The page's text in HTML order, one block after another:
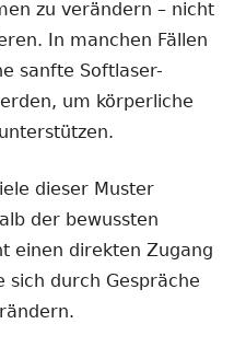
zu verändern – nicht
In manchen Fällen
sanfte Softlaser-
um körperliche
dieser Muster
der bewussten
einen direkten Zugang
sich durch Gespräche